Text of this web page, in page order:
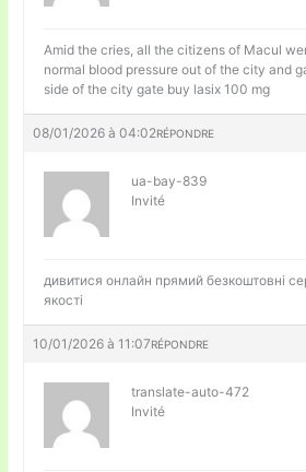
Amid the cries, all the citizens of Macul
normal blood pressure out of the city and
side of the city gate buy lasix 100 mg
08/01/2026 à 04:02RÉPONDRE
ua-bay-839
Invité
дивитися онлайн прямийбезкоштовні
якості
10/01/2026 à 11:07RÉPONDRE
translate-auto-472
Invité